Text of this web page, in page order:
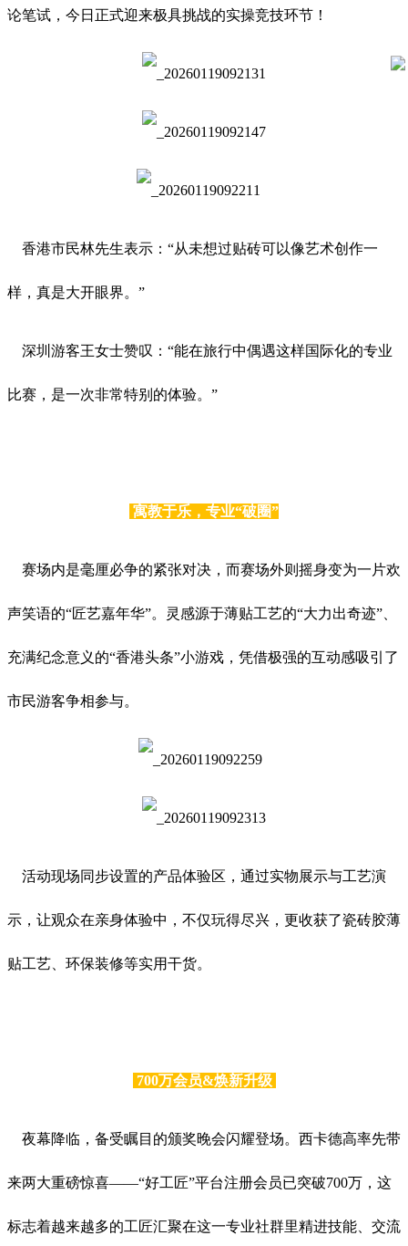
论笔试，今日正式迎来极具挑战的实操竞技环节！
香港市民林先生表示：“从未想过贴砖可以像艺术创作一
样，真是大开眼界。”
深圳游客王女士赞叹：“能在旅行中偶遇这样国际化的专业
比赛，是一次非常特别的体验。”
寓教于乐，专业“破圈”
赛场内是毫厘必争的紧张对决，而赛场外则摇身变为一片欢
声笑语的“匠艺嘉年华”。灵感源于薄贴工艺的“大力出奇迹”、
充满纪念意义的“香港头条”小游戏，凭借极强的互动感吸引了
市民游客争相参与。
活动现场同步设置的产品体验区，通过实物展示与工艺演
示，让观众在亲身体验中，不仅玩得尽兴，更收获了瓷砖胶薄
贴工艺、环保装修等实用干货。
700万会员&焕新升级
夜幕降临，备受瞩目的颁奖晚会闪耀登场。西卡德高率先带
来两大重磅惊喜——“好工匠”平台注册会员已突破700万，这
标志着越来越多的工匠汇聚在这一专业社群里精进技能、交流